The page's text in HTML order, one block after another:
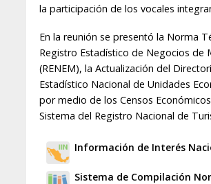
la participación de los vocales
En la reunión se presentó la Norma
Registro Estadístico de Negocios de
(RENEM), la Actualización del
Estadístico Nacional de Unidades
por medio de los Censos
Sistema del Registro Nacional de
Información de Interés
Sistema de Compilación